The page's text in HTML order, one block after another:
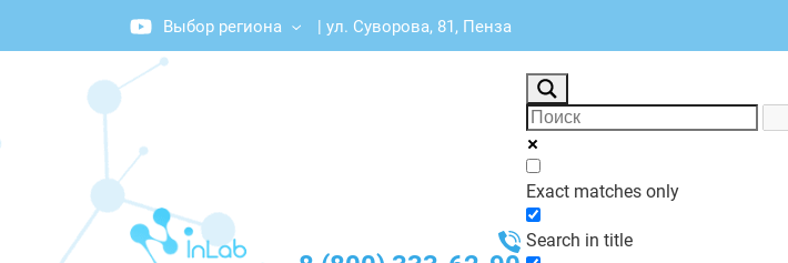
Выбор региона | ул. Суворова, 81, Пенза
Exact matches only
Search in title